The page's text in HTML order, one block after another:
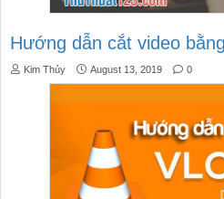
Hướng dẫn cắt video
Kim Thủy August 13, 2019 0